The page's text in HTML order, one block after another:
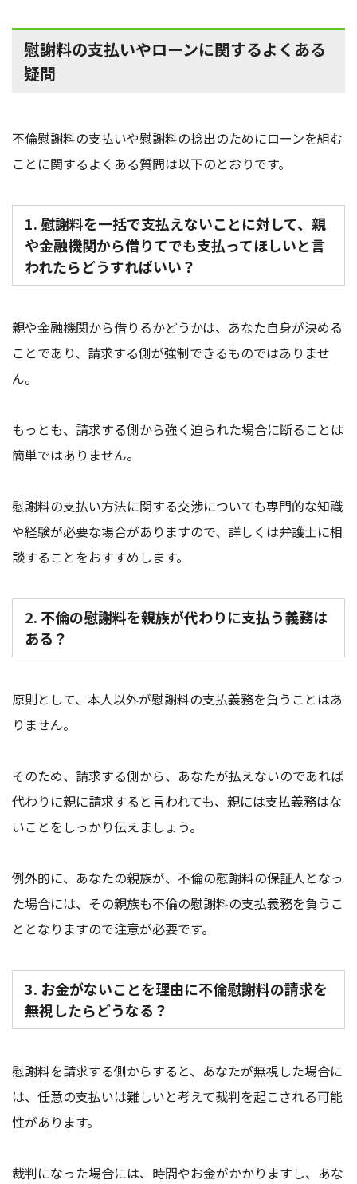
慰謝料の支払いやローンに関するよくある
疑問
不倫慰謝料の支払いや慰謝料の捻出のためにローンを組む
ことに関するよくある質問は以下のとおりです。
1. 慰謝料を一括で支払えないことに対して、親
や金融機関から借りてでも支払ってほしいと言
われたらどうすればいい？
親や金融機関から借りるかどうかは、あなた自身が決める
ことであり、請求する側が強制できるものではありませ
ん。
もっとも、請求する側から強く迫られた場合に断ることは
簡単ではありません。
慰謝料の支払い方法に関する交渉についても専門的な知識
や経験が必要な場合がありますので、詳しくは弁護士に相
談することをおすすめします。
2. 不倫の慰謝料を親族が代わりに支払う義務は
ある？
原則として、本人以外が慰謝料の支払義務を負うことはあ
りません。
そのため、請求する側から、あなたが払えないのであれば
代わりに親に請求すると言われても、親には支払義務はな
いことをしっかり伝えましょう。
例外的に、あなたの親族が、不倫の慰謝料の保証人となっ
た場合には、その親族も不倫の慰謝料の支払義務を負うこ
ととなりますので注意が必要です。
3. お金がないことを理由に不倫慰謝料の請求を
無視したらどうなる？
慰謝料を請求する側からすると、あなたが無視した場合に
は、任意の支払いは難しいと考えて裁判を起こされる可能
性があります。
裁判になった場合には、時間やお金がかかりますし、あな